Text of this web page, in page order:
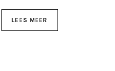
LEES MEER